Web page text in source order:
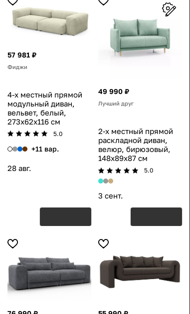
57 981 ₽
Фиджи
4-х местный прямой
модульный диван,
вельвет, белый,
273x62x116 см
5.0
+11 вар.
28 авг.
49 990 ₽
Лучший друг
2-х местный прямой
раскладной диван,
велюр, бирюзовый,
148x89x87 см
5.0
3 сент.